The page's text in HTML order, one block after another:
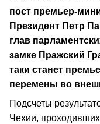
пост премьер-
Президент Петр
глав
замке Пражский
таки станет
перемены во
Подсчеты
Чехии,